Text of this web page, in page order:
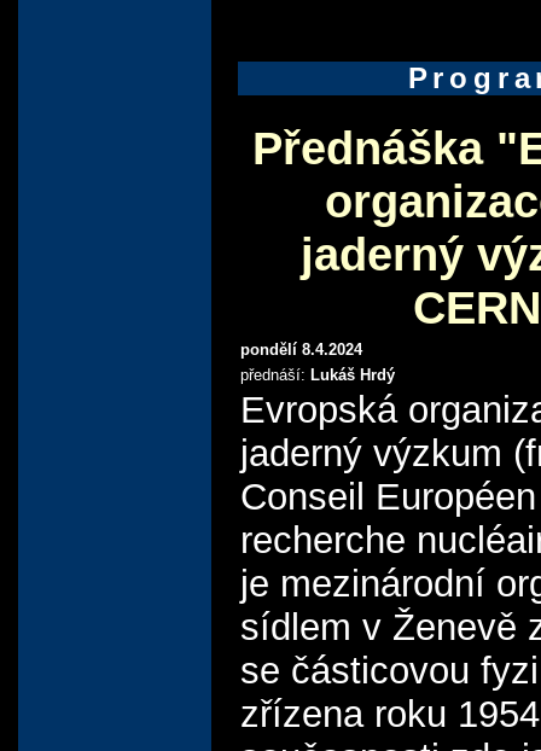
Přednáška
jaderný
pondělí 8.4.2024
přednáší: Lukáš Hrdý
Evropská
jaderný výzkum
Conseil
recherche
je mezinárodní
sídlem v Ženevě
se částicovou
zřízena roku